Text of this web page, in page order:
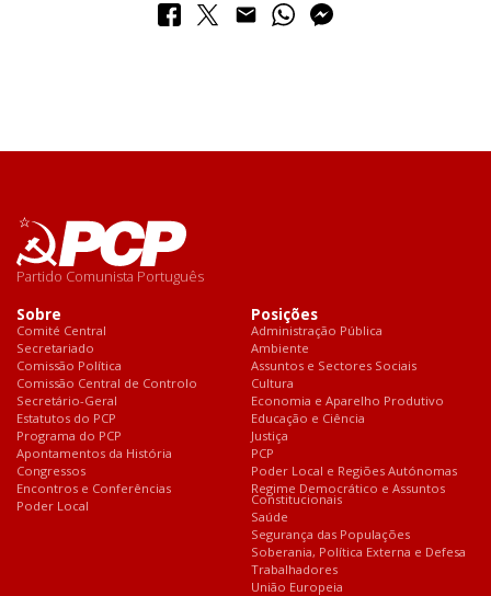
Partido Comunista Português
Sobre
Comité Central
Secretariado
Comissão Política
Comissão Central de Controlo
Secretário-Geral
Estatutos do PCP
Programa do PCP
Apontamentos da História
Congressos
Encontros e Conferências
Poder Local
Posições
Administração Pública
Ambiente
Assuntos e Sectores Sociais
Cultura
Economia e Aparelho Produtivo
Educação e Ciência
Justiça
PCP
Poder Local e Regiões Autónomas
Regime Democrático e Assuntos
Constitucionais
Saúde
Segurança das Populações
Soberania, Política Externa e Defesa
Trabalhadores
União Europeia